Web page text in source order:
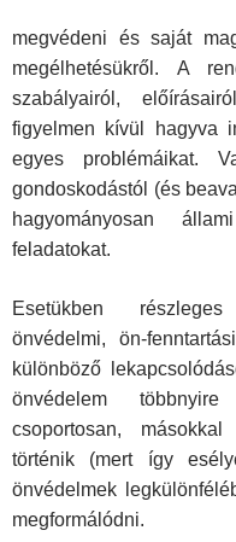
megvédeni és saját
megélhetésükről. A
szabályairól,
figyelmen kívül hagyva
egyes problémáikat.
gondoskodástól (és
hagyományosan
feladatokat.
Esetükben részleges
önvédelmi, ön-
különböző
önvédelem
csoportosan, másokkal
történik (mert így
önvédelmek
megformálódni.